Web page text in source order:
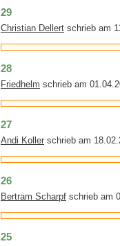
29
Christian Dellert schrieb am
28
Friedhelm schrieb am
27
Andi Koller schrieb am
26
Bertram Scharpf schrieb am
25